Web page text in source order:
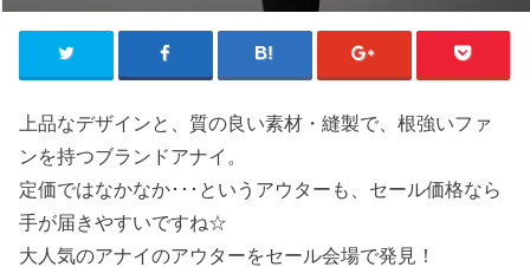
上品なデザインと、質の良い素材・縫製で、根強いファ
ンを持つブランドアナイ。
定価ではなかなか･･･というアウターも、セール価格なら
手が届きやすいですね☆
大人気のアナイのアウターをセール会場で発見！